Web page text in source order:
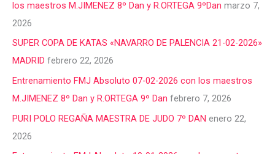
los maestros M.JIMENEZ 8º Dan y R.ORTEGA 9ºDan marzo 7,
2026
SUPER COPA DE KATAS «NAVARRO DE PALENCIA 21-02-2026»
MADRID febrero 22, 2026
Entrenamiento FMJ Absoluto 07-02-2026 con los maestros
M.JIMENEZ 8º Dan y R.ORTEGA 9º Dan febrero 7, 2026
PURI POLO REGAÑA MAESTRA DE JUDO 7º DAN enero 22,
2026